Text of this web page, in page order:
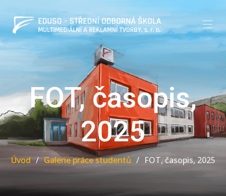
FOT, časopis,
2025
Úvod Galerie práce studentů FOT, časopis, 2025